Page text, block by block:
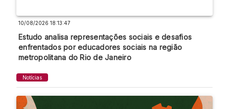
10/08/2026 18:13:47
Estudo analisa representações sociais e desafios
enfrentados por educadores sociais na região
metropolitana do Rio de Janeiro
Notícias